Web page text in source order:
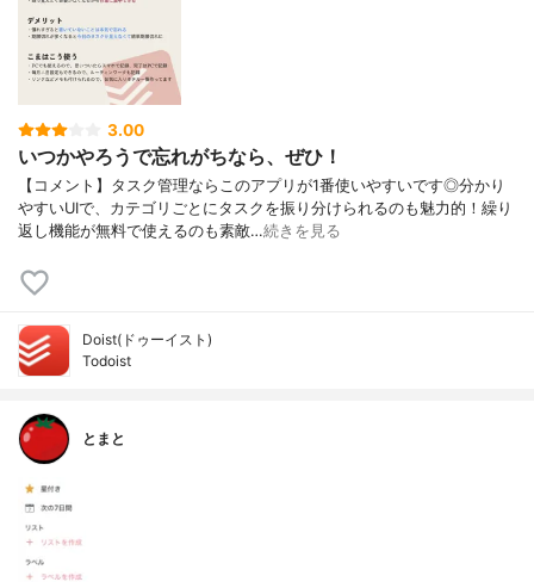
3.00
いつかやろうで忘れがちなら、ぜひ！
【コメント】タスク管理ならこのアプリが1番使いやすいです◎分かり
やすいUIで、カテゴリごとにタスクを振り分けられるのも魅力的！繰り
返し機能が無料で使えるのも素敵…続きを見る
Doist(ドゥーイスト)
Todoist
とまと